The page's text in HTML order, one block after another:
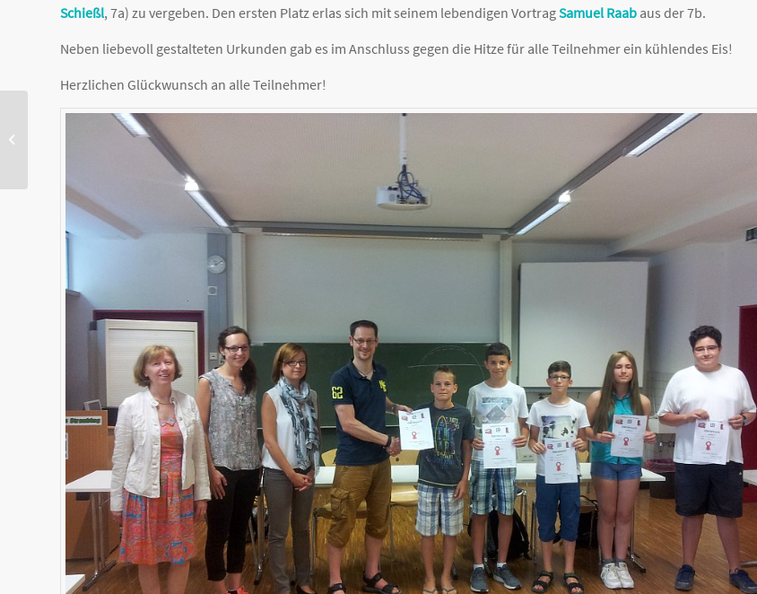
Schießl, 7a) zu vergeben. Den ersten Platz erlas sich mit seinem lebendigen VortragSamuel Raab aus der 7b.
Neben liebevoll gestalteten Urkunden gab es im Anschluss gegen die Hitze für alle Teilnehmer ein kühlendes Eis!
Herzlichen Glückwunsch an alle Teilnehmer!
Impressionen vom
Workshop mit Faber-